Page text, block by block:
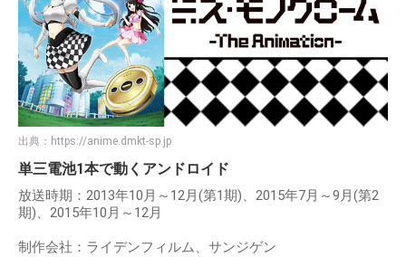
出典： https://anime.dmkt-sp.jp
単三電池1本で動くアンドロイド
放送時期：2013年10月～12月(第1期)、2015年7月～9月(第2
期)、2015年10月～12月
制作会社：ライデンフィルム、サンジゲン